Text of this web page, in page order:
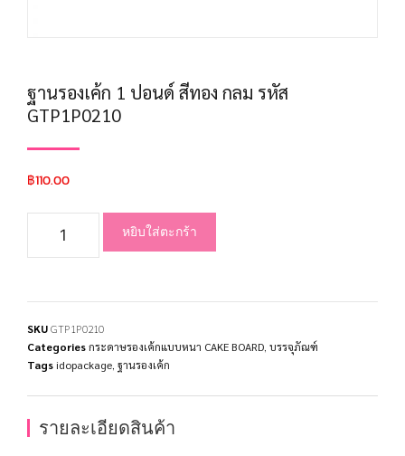
ฐานรองเค้ก 1 ปอนด์ สีทอง กลม รหัส
GTP1P0210
฿110.00
หยิบใส่ตะกร้า
SKUGTP1P0210
Categoriesกระดาษรองเค้กแบบหนา CAKE BOARD บรรจุภัณฑ์
Tags idopackage ฐานรองเค้ก
รายละเอียดสินค้า